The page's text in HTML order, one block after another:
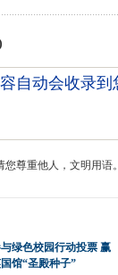
尊重他人，文明用语。
绿色校园行动投票 赢
馆“圣殿种子”